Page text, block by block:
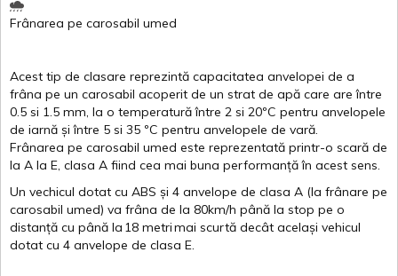
Frânarea pe carosabil umed
Acest tip de clasare reprezintă capacitatea anvelopei de a
frâna pe un carosabil acoperit de un strat de apă care areîntre
0.5 si 1.5 mm, la o temperatură între 2 si 20ºC pentru anvelopele
de iarnă și între 5 si 35 ºC pentru anvelopele de vară.
Frânarea pe carosabil umed este reprezentată printr-o scară de
la A la E, clasa A fiind cea mai buna performanță în acest sens.
Un vechicul dotat cu ABS și 4 anvelope de clasa A (la frânare pe
carosabil umed) va frâna de la 80km/h până la stop pe o
distanță cu până la 18 metrimai scurtă decât același vehicul
dotat cu 4 anvelope de clasa E.